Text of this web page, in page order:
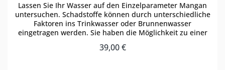
Lassen Sie Ihr Wasser auf den Einzelparameter Mangan
untersuchen. Schadstoffe können durch unterschiedliche
Faktoren ins Trinkwasser oder Brunnenwasser
eingetragen werden. Sie haben die Möglichkeit zu einer
39,00 €